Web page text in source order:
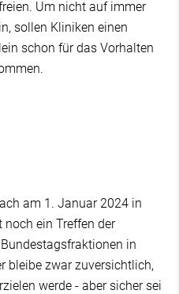
Um nicht auf immer
sollen Kliniken einen
schon für das Vorhalten
am 1. Januar 2024 in
ein Treffen der
in
bleibe zwar zuversichtlich,
werde - aber sicher sei